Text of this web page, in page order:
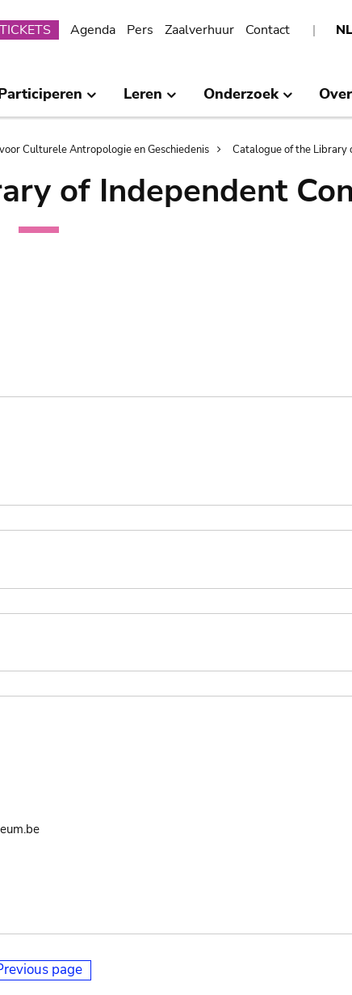
NL
TICKETS Agenda Pers Zaalverhuur Contact
Leren Onderzoek
Culturele Antropologie en Geschiedenis Catalogue of the Library
of Independent
page